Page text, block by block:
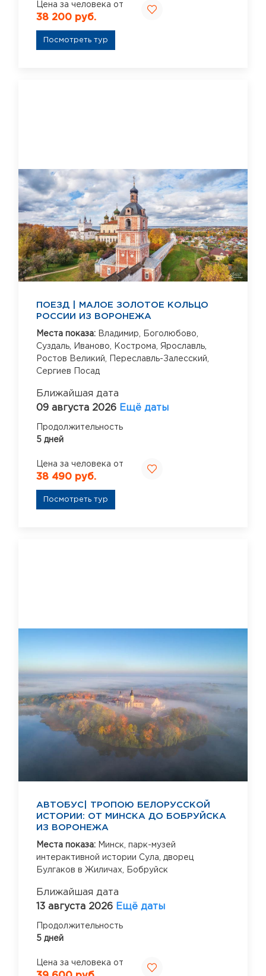
Цена за человека от
38 200 руб.
Посмотреть тур
ПОЕЗД | МАЛОЕ ЗОЛОТОЕ КОЛЬЦО
РОССИИ ИЗ ВОРОНЕЖА
Места показа: Владимир,
Боголюбово,
Суздаль,
Иваново, Кострома, Ярославль,
Ростов Великий,
Переславль-Залесский,
Сергиев Посад
Ближайшая дата
09 августа 2026 Ещё даты
Продолжительность
5 дней
Цена за человека от
38 490 руб.
Посмотреть тур
АВТОБУС| ТРОПОЮ БЕЛОРУССКОЙ
ИСТОРИИ: ОТ МИНСКА ДО БОБРУЙСКА
ИЗ ВОРОНЕЖА
Места показа: Минск, парк-музей
интерактивной истории Сула, дворец
Булгаков в Жиличах,
Бобруйск
Ближайшая дата
13 августа 2026 Ещё даты
Продолжительность
5 дней
Цена за человека от